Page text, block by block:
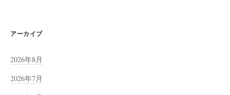
アーカイブ
2026年8月
2026年7月